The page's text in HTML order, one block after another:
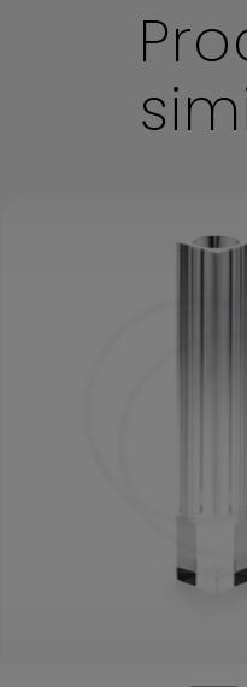
Mantenha suas peças
Antes de iniciar a
Com outra flanela
produto sobre a flanela
limpeza ao terminar